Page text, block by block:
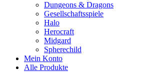
Dungeons & Dragons
Gesellschaftsspiele
Halo
Herocraft
Midgard
Spherechild
Mein Konto
Alle Produkte